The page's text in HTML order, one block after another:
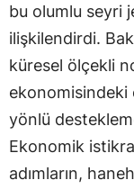
bu olumlu seyri
ilişkilendirdi.
küresel ölçekli
ekonomisindeki
yönlü
Ekonomik
adımların,